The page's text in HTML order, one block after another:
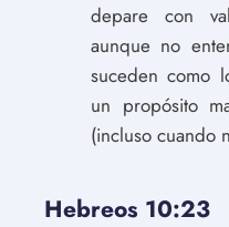
depare con
aunque no
suceden como
un propósito
(incluso cuando
Hebreos 10:23